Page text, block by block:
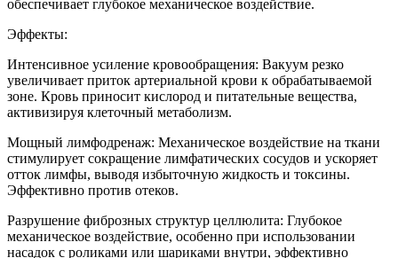
обеспечивает глубокое механическое воздействие.
Эффекты:
Интенсивное усиление кровообращения: Вакуум резко
увеличивает приток артериальной крови к обрабатываемой
зоне. Кровь приносит кислород и питательные вещества,
активизируя клеточный метаболизм.
Мощный лимфодренаж: Механическое воздействие на ткани
стимулирует сокращение лимфатических сосудов и ускоряет
отток лимфы, выводя избыточную жидкость и токсины.
Эффективно против отеков.
Разрушение фиброзных структур целлюлита: Глубокое
механическое воздействие, особенно при использовании
насадок с роликами или шариками внутри, эффективно